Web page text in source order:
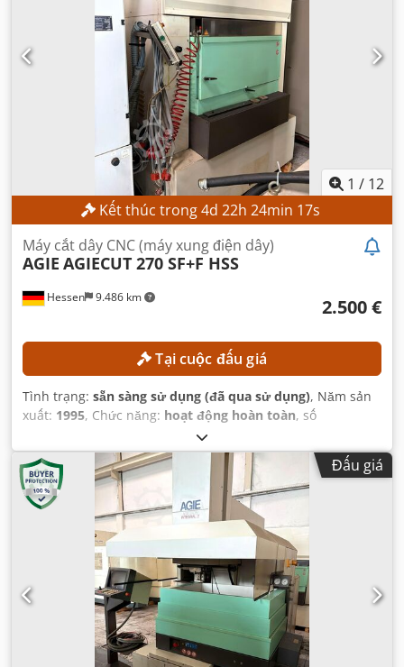
1 / 12
Kết thúc trong4d 22h 24min 15s
Hessen 9.486 km
Máy cắt dây CNC (máy xung điện dây)
AGIE AGIECUT 270 SF+F HSS
2.500 €
Tại cuộc đấu giá
Tình trạng: sẵn sàng sử dụng (đã qua sử dụng), Năm sản
xuất: 1995, Chức năng: hoạt động hoàn toàn, số
, khoảng cách di chuyển trục X:
350 mm, khoảng cách di chuyển trục Y:250 mm, khoảng
cách di chuyển trục Z:256 mm , Đường kính dây (tối đa):
0,33 mm
, mô hình bộ điều khiển: AGIEVISION / AGIE HSS-
Steuerung
Đấu giá